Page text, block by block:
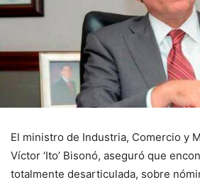
El ministro de Industria, Comercio y
Víctor ‘Ito’ Bisonó, aseguró que
totalmente desarticulada, sobre